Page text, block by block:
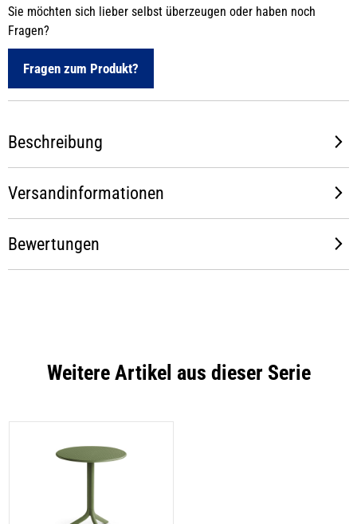
Sie möchten sich lieber selbst überzeugen oder haben noch
Fragen?
Fragen zum Produkt?
Beschreibung
Versandinformationen
Bewertungen
Weitere Artikel aus dieser Serie